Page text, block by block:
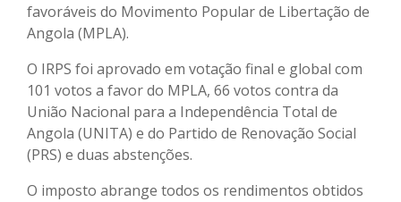
favoráveis do Movimento Popular de Libertação de
Angola (MPLA).
O IRPS foi aprovado em votação final e global com
101 votos a favor do MPLA, 66 votos contra da
União Nacional para a Independência Total de
Angola (UNITA) e do Partido de Renovação Social
(PRS) e duas abstenções.
O imposto abrange todos os rendimentos obtidos